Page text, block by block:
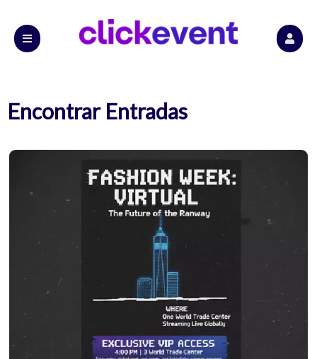
Encontrar Entradas